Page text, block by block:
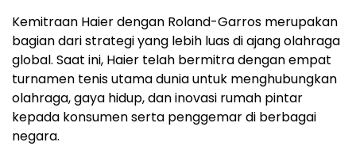
Kemitraan Haier dengan Roland-Garros merupakan
bagian dari strategi yang lebih luas di ajang olahraga
global. Saat ini, Haier telah bermitra dengan empat
turnamen tenis utama dunia untuk menghubungkan
olahraga, gaya hidup, dan inovasi rumah pintar
kepada konsumen serta penggemar di berbagai
negara.